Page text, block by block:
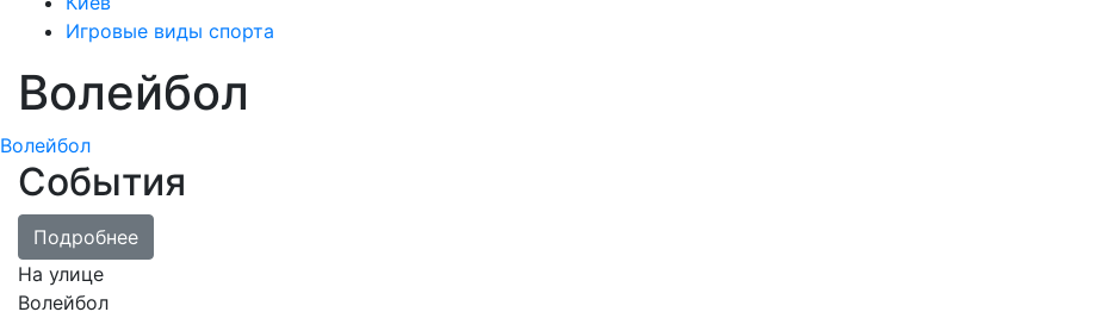
Игровые виды спорта
Волейбол
Волейбол
События
Подробнее
На улице
Волейбол